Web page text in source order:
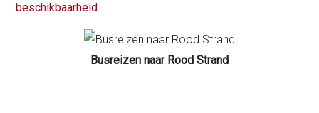
beschikbaarheid
Busreizen naar Rood Strand